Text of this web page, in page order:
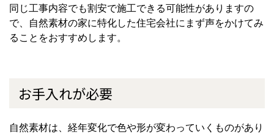
同じ工事内容でも割安で施工できる可能性がありますの
で、自然素材の家に特化した住宅会社にまず声をかけてみ
ることをおすすめします。
お手入れが必要
自然素材は、経年変化で色や形が変わっていくものがあり